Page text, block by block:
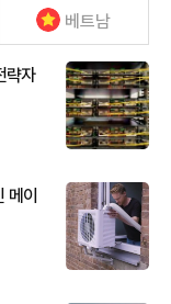
베트남
략자
메이